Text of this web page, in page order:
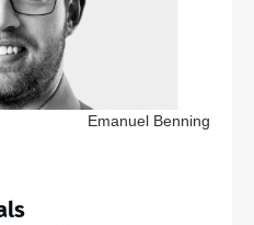
Emanuel Benning